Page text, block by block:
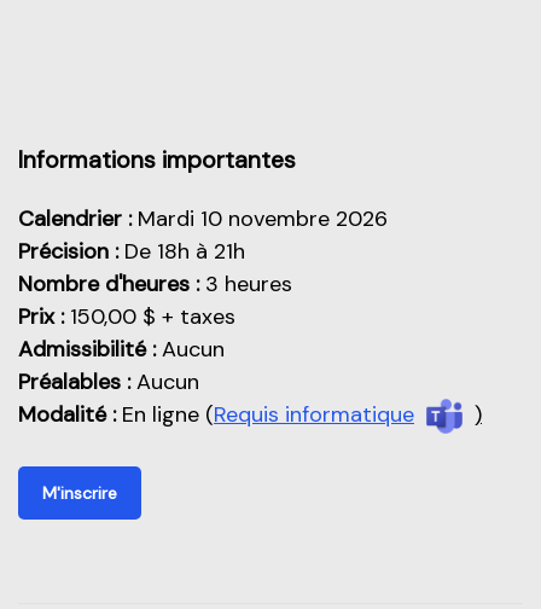
Informations importantes
Calendrier : Mardi 10 novembre 2026
Précision : De 18h à 21h
Nombre d'heures :3 heures
Prix : 150,00 $ + taxes
Admissibilité :Aucun
Préalables :Aucun
Modalité :En ligne (Requis informatique )
M'inscrire